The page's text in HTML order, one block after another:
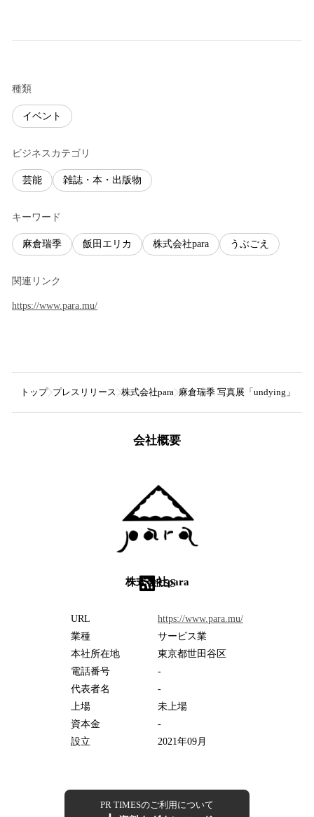
種類
イベント
ビジネスカテゴリ
芸能 雑誌・本・出版物
キーワード
麻倉瑞季 飯田エリカ 株式会社para うぶごえ
関連リンク
https://www.para.mu/
トップ プレスリリース 株式会社para 麻倉瑞季 写真展「undying」制
会社概要
株式会社para
RSS
URL
https://www.para.mu/
業種
サービス業
本社所在地
東京都世田谷区
電話番号
-
代表者名
-
上場
未上場
資本金
-
設立
2021年09月
PR TIMESのご利用について